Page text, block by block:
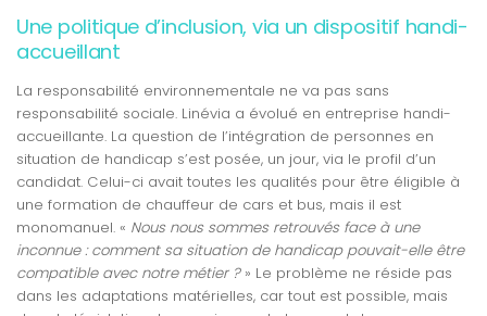
Une politique d’inclusion, via un dispositif handi-
accueillant
La responsabilité environnementale ne va pas sans
responsabilité sociale. Linévia a évolué en entreprise handi-
accueillante. La question de l’intégration de personnes en
situation de handicap s’est posée, un jour, via le profil d’un
candidat. Celui-ci avait toutes les qualités pour être éligible à
une formation de chauffeur de cars et bus, mais il est
monomanuel. « Nous nous sommes retrouvés face à une
inconnue : comment sa situation de handicap pouvait-elle être
compatible avec notre métier ?» Le problème ne réside pas
dans les adaptations matérielles, car tout est possible, mais